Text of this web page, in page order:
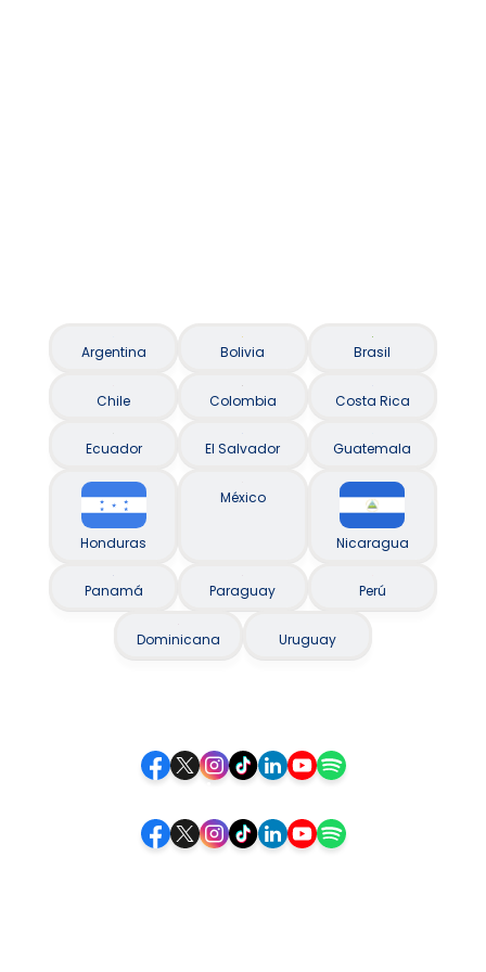
Argentina Bolivia Brasil
Chile Colombia Costa Rica
Ecuador El Salvador Guatemala
Honduras
México
Nicaragua
Panamá Paraguay Perú
Dominicana Uruguay
Siga-nos